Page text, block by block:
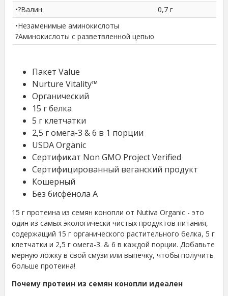
•?Валин
0,7 г
•Незаменимые аминокислоты
?Аминокислоты с разветвленной цепью
Пакет Value
Nurture Vitality™
Органический
15 г белка
5 г клетчатки
2,5 г омега-3 & 6 в 1 порции
USDA Organic
Сертификат Non GMO Project Verified
Сертифицированный веганский продукт
Кошерный
Без бисфенола А
15 г протеина из семян конопли от Nutiva Organic - это
один из самых экологически чистых продуктов питания,
содержащий 15 г органического растительного белка, 5 г
клетчатки и 2,5 г омега-3. & 6 в каждой порции. Добавьте
мерную ложку в свой смузи или выпечку, чтобы получить
больше протеина!
Почему протеин из семян конопли идеален